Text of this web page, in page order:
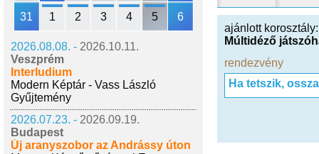
31 1 2 3 4 5 6
2026.08.08. - 2026.10.11.
Veszprém
Interludium
Modern Képtár - Vass László
Gyűjtemény
2026.07.23. - 2026.09.19.
Budapest
Új aranyszobor az Andrássy úton
ajánlott
Múltidéző
rendezvény
Ha tetszik,